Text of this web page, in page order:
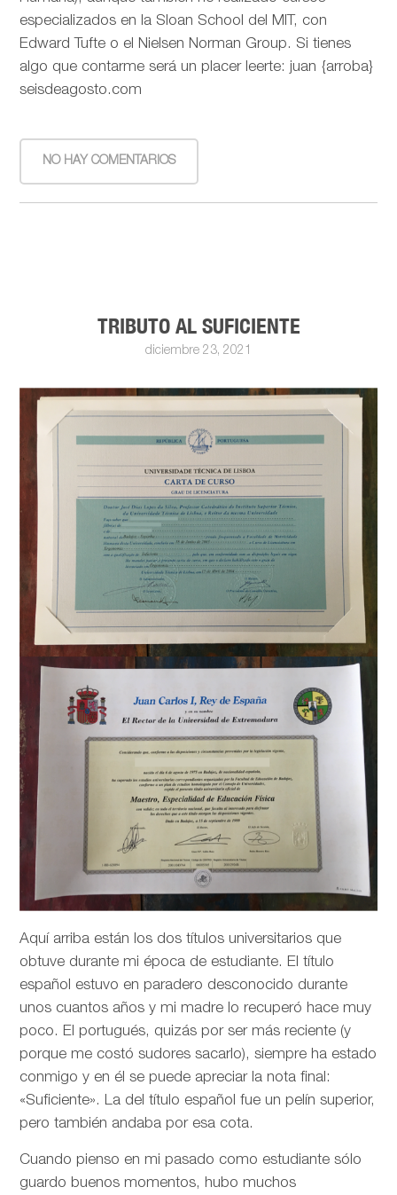
especializados en la Sloan School del MIT, con
Edward Tufte o el Nielsen Norman Group. Si tienes
algo que contarme será un placer leerte: juan {arroba}
seisdeagosto.com
NO HAY COMENTARIOS
TRIBUTO AL SUFICIENTE
diciembre 23, 2021
Aquí arriba están los dos títulos universitarios que
obtuve durante mi época de estudiante. El título
español estuvo en paradero desconocido durante
unos cuantos años y mi madre lo recuperó hace muy
poco. El portugués, quizás por ser más reciente (y
porque me costó sudores sacarlo), siempre ha estado
conmigo y en él se puede apreciar la nota final:
«Suficiente». La del título español fue un pelín superior,
pero también andaba por esa cota.
Cuando pienso en mi pasado como estudiante sólo
guardo buenos momentos, hubo muchos